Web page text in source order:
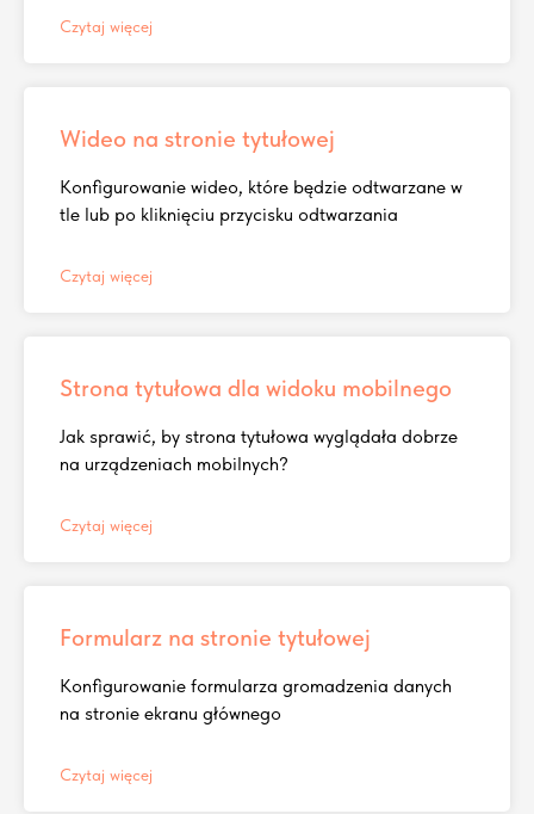
Czytaj więcej
Wideo na stronie tytułowej
Konfigurowanie wideo, które będzie odtwarzane w
tle lub po kliknięciu przycisku odtwarzania
Czytaj więcej
Strona tytułowa dla widoku mobilnego
Jak sprawić, by strona tytułowa wyglądała dobrze
na urządzeniach mobilnych?
Czytaj więcej
Formularz na stronie tytułowej
Konfigurowanie formularza gromadzenia danych
na stronie ekranu głównego
Czytaj więcej